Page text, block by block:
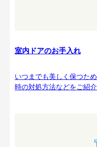
室内ドアのお手入れ
いつまでも美しく保つた
時の対処方法などをご紹介